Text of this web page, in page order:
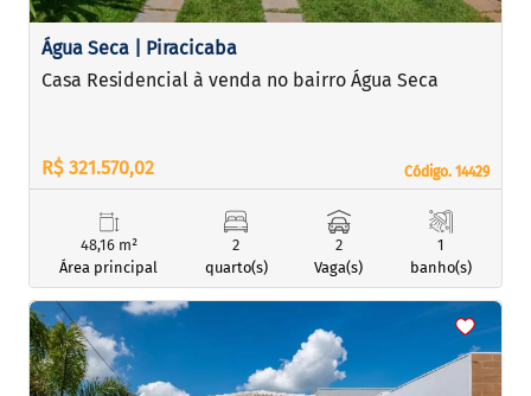
Água Seca | Piracicaba
Código. 14429
Código. 14429
Casa Residencial à venda no bairro Água Seca
R$ 321.570,02
48,16 m²
Área principal
2
quarto(s)
2
Vaga(s)
1
banho(s)
<< <<